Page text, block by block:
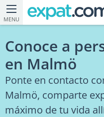
MENU
Conoce a
en Malmö
Ponte en contacto
Malmö, comparte
máximo de tu vida